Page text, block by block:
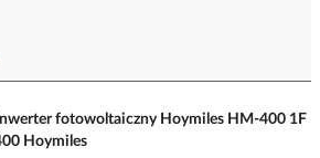
fotowoltaiczny Hoymiles HM-400 1F
Hoymiles